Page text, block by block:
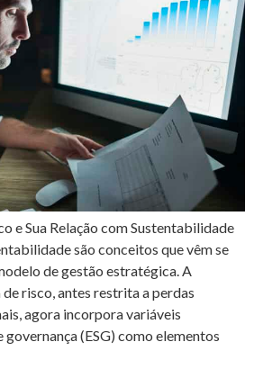
e Sua Relação com Sustentabilidade
são conceitos que vêm se
de gestão estratégica. A
risco, antes restrita a perdas
agora incorpora variáveis
(ESG) como elementos